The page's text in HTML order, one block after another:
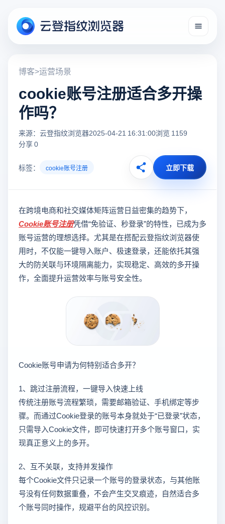
博客>运营场景
cookie账号注册适合多开操
作吗？
来源：云登指纹浏览器2025-04-21 16:31:00浏览 1159
分享 0
标签： cookie账号注册 立即下载
在跨境电商和社交媒体矩阵运营日益密集的趋势下，
Cookie账号注册凭借“免验证、秒登录”的特性，已成为多
账号运营的理想选择。尤其是在搭配云登指纹浏览器使
用时，不仅能一键导入账户、极速登录，还能依托其强
大的防关联与环境隔离能力，实现稳定、高效的多开操
作，全面提升运营效率与账号安全性。
Cookie账号申请为何特别适合多开？
1、跳过注册流程，一键导入快速上线
传统注册账号流程繁琐，需要邮箱验证、手机绑定等步
骤。而通过Cookie登录的账号本身就处于“已登录”状态，
只需导入Cookie文件，即可快速打开多个账号窗口，实
现真正意义上的多开。
2、互不关联，支持并发操作
每个Cookie文件只记录一个账号的登录状态，与其他账
号没有任何数据重叠，不会产生交叉痕迹，自然适合多
个账号同时操作，规避平台的风控识别。